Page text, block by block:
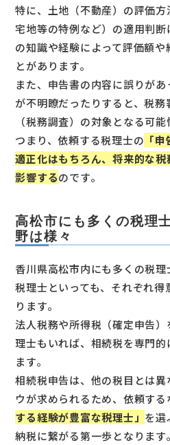
特に、土地（不動産）の評価
宅地等の特例など）の適用判
の知識や経験によって評価額
とがあります。
また、申告書の内容に誤りが
が不明瞭だったりすると、税
（税務調査）の対象となる可能
つまり、依頼する税理士の 「
適正化はもちろん、将来的な
影響するのです。
高松市にも多くの税理
野は様々
香川県高松市内にも多くの税理
税理士といっても、それぞれ
ります。
法人税務や所得税（確定申告
理士もいれば、相続税を専門
ます。
相続税申告は、他の税目とは
ウが求められるため、依頼する
する経験が豊富な税理士」 を選
納税に繋がる第一歩となります。